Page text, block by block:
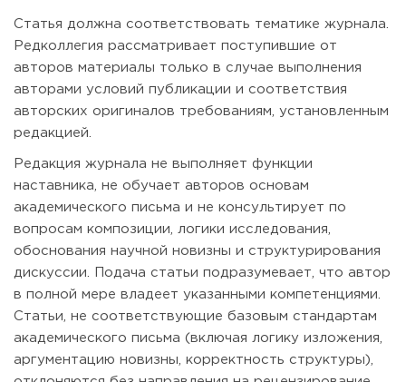
Статья должна соответствовать тематике журнала.
Редколлегия рассматривает поступившие от
авторов материалы только в случае выполнения
авторами условий публикации и соответствия
авторских оригиналов требованиям, установленным
редакцией.
Редакция журнала не выполняет функции
наставника, не обучает авторов основам
академического письма и не консультирует по
вопросам композиции, логики исследования,
обоснования научной новизны и структурирования
дискуссии. Подача статьи подразумевает, что автор
в полной мере владеет указанными компетенциями.
Статьи, не соответствующие базовым стандартам
академического письма (включая логику изложения,
аргументацию новизны, корректность структуры),